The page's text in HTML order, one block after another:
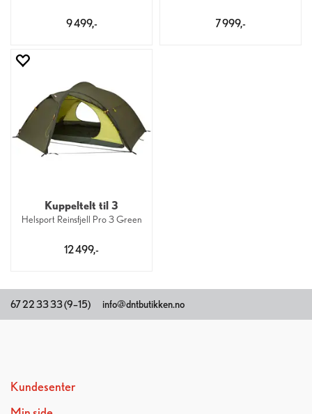
9 499,- 7 999,-
Kuppeltelt til 3
Helsport Reinsfjell Pro 3 Green
12 499,-
67 22 33 33 (9–15) info@dntbutikken.no
Kundesenter